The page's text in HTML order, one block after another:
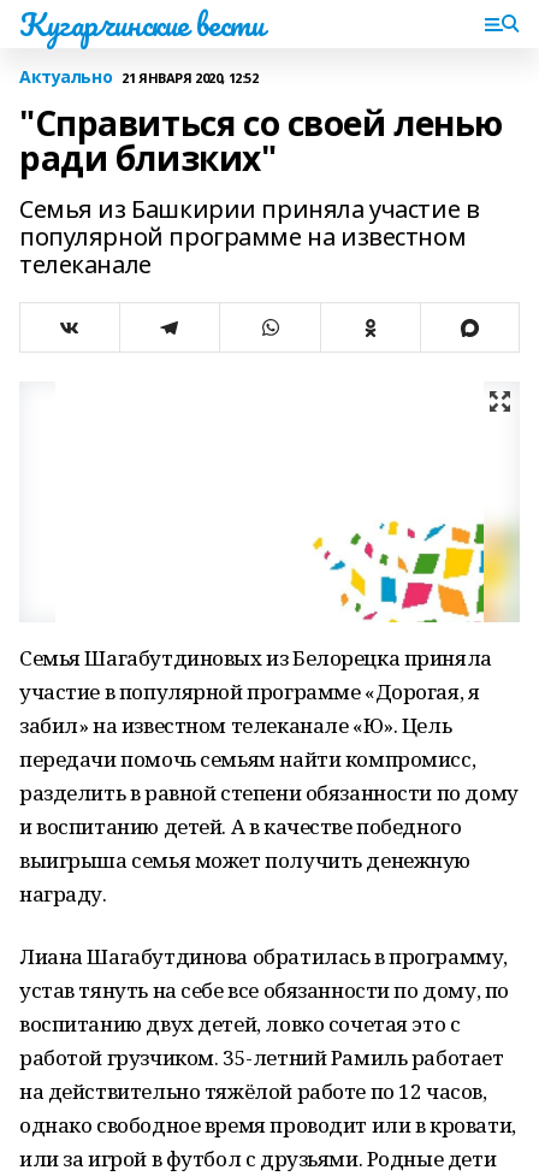
Кугарчинские вести
Актуально 21 ЯНВАРЯ 2020, 12:52
"Справиться со своей ленью
ради близких"
Семья из Башкирии приняла участие в
популярной программе на известном
телеканале
Семья Шагабутдиновых из Белорецка приняла
участие в популярной программе «Дорогая, я
забил» на известном телеканале «Ю». Цель
передачи помочь семьям найти компромисс,
разделить в равной степени обязанности по дому
и воспитанию детей. А в качестве победного
выигрыша семья может получить денежную
награду.
Лиана Шагабутдинова обратилась в программу,
устав тянуть на себе все обязанности по дому, по
воспитанию двух детей, ловко сочетая это с
работой грузчиком. 35-летний Рамиль работает
на действительно тяжёлой работе по 12 часов,
однако свободное время проводит или в кровати,
или за игрой в футбол с друзьями. Родные дети